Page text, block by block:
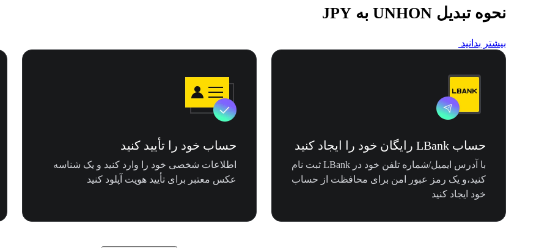
نحوه تبدیل UNHON به JPY
بیشتر بدانید
حساب LBank رایگان خود را ایجاد کنید
با آدرس ایمیل/شماره تلفن خود در LBank ثبت نام
کنید،و یک رمز عبور امن برای محافظت از حساب
خود ایجاد کنید
حساب خود را تأیید کنید
اطلاعات شخصی خود را وارد کنید و یک شناسه
عکس معتبر برای تأیید هویت آپلود کنید